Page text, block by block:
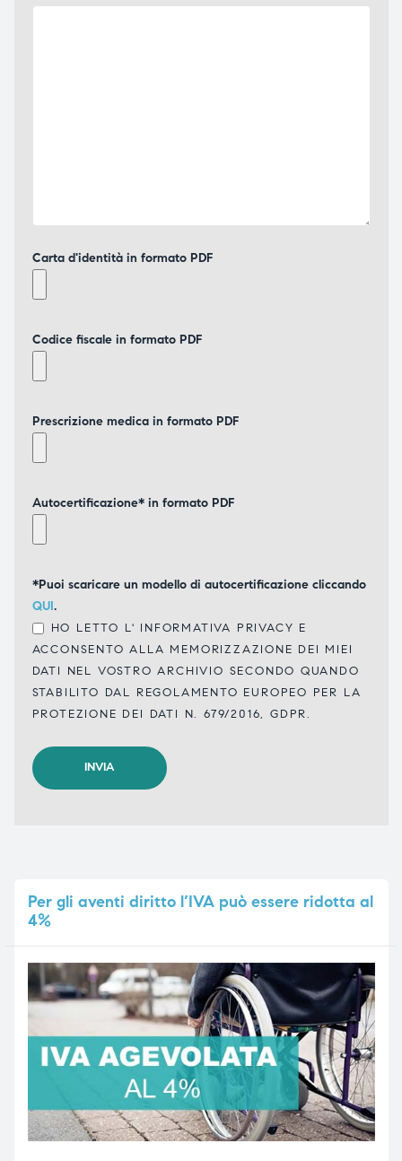
Carta d'identità in formato PDF
Codice fiscale in formato PDF
Prescrizione medica in formato PDF
Autocertificazione* in formato PDF
*Puoi scaricare un modello di autocertificazione cliccando
QUI.
HO LETTO L' INFORMATIVA PRIVACY E
ACCONSENTO ALLA MEMORIZZAZIONE DEI MIEI
DATI NEL VOSTRO ARCHIVIO SECONDO QUANDO
STABILITO DAL REGOLAMENTO EUROPEO PER LA
PROTEZIONE DEI DATI N. 679/2016, GDPR.
Pergli aventi diritto l’IVA può essere ridotta al
4%